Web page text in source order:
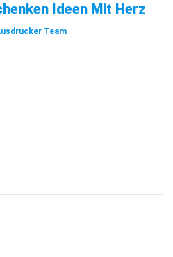
Ideen Mit Herz
Team